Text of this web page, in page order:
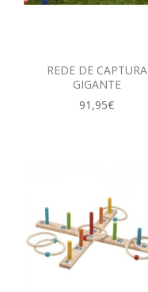
REDE DE CAPTURA
GIGANTE
91,95€